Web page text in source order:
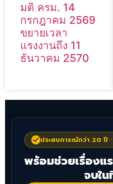
มติ ครม. 14
กรกฎาคม 2569
ขยายเวลา
แรงงานถึง 11
ธันวาคม 2570
ประสบการณ์กว่า 20 ปี
พร้อมช่วยเรื่องแ
จบใ